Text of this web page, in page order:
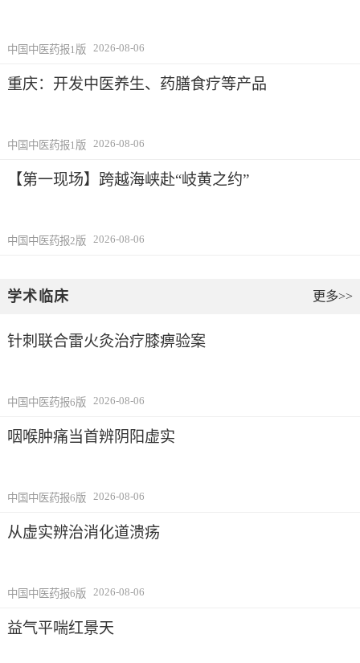
中国中医药报1版 2026-08-06
重庆：开发中医养生、药膳食疗等产品
中国中医药报1版 2026-08-06
【第一现场】跨越海峡赴“岐黄之约”
中国中医药报2版 2026-08-06
学术临床 更多>>
针刺联合雷火灸治疗膝痹验案
中国中医药报6版 2026-08-06
咽喉肿痛当首辨阴阳虚实
中国中医药报6版 2026-08-06
从虚实辨治消化道溃疡
中国中医药报6版 2026-08-06
益气平喘红景天